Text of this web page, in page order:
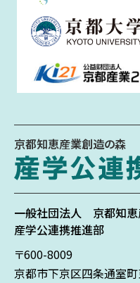
京都知恵産業創造の森
一般社団法人 京都知
産学公連携推進部
〒600-8009
京都市下京区四条通室